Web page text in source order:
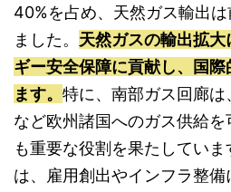
40%を占め、天然ガス輸出
ました。 天然ガスの輸出拡
ギー安全保障に貢献し、国
ます。 特に、南部ガス回廊
など欧州諸国へのガス供給
も重要な役割を果たしてい
は、雇用創出やインフラ整